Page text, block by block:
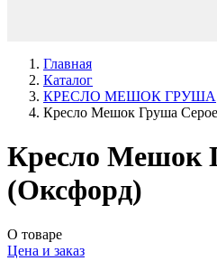
Главная
Каталог
КРЕСЛО МЕШОК ГРУША
Кресло Мешок Груша
Кресло Мешок
(Оксфорд)
О товаре
Цена и заказ